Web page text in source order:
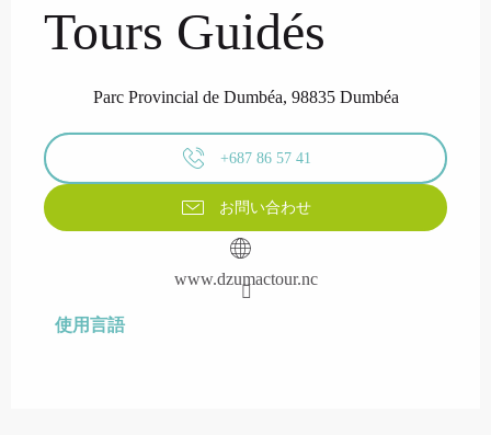
Tours Guidés
Parc Provincial de Dumbéa, 98835 Dumbéa
+687 86 57 41
お問い合わせ
www.dzumactour.nc
使用言語
使用言語